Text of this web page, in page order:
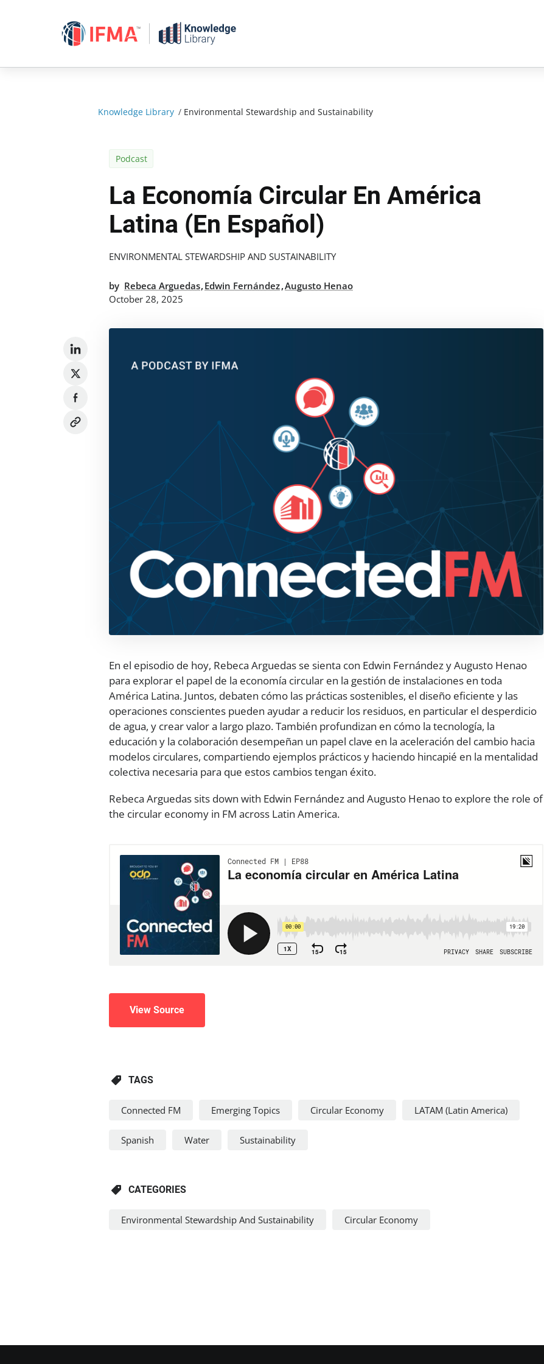
Knowledge Library / Environmental Stewardship and Sustainability
Podcast
La Economía Circular En América
Latina (en Español)
ENVIRONMENTAL STEWARDSHIP AND SUSTAINABILITY
by Rebeca Arguedas,Edwin Fernández,Augusto Henao
October 28, 2025
En el episodio de hoy, Rebeca Arguedas se sienta con Edwin Fernández y Augusto Henao
para explorar el papel de la economía circular en la gestión de instalaciones en toda
América Latina. Juntos, debaten cómo las prácticas sostenibles, el diseño eficiente y las
operaciones conscientes pueden ayudar a reducir los residuos, en particular el desperdicio
de agua, y crear valor a largo plazo. También profundizan en cómo la tecnología, la
educación y la colaboración desempeñan un papel clave en la aceleración del cambio hacia
modelos circulares, compartiendo ejemplos prácticos y haciendo hincapié en la mentalidad
colectiva necesaria para que estos cambios tengan éxito.
Rebeca Arguedas sits down with Edwin Fernández and Augusto Henao to explore the role of
the circular economy in FM across Latin America.
View Source
TAGS
Connected FM Emerging Topics Circular Economy LATAM (Latin America)
Spanish Water Sustainability
CATEGORIES
Environmental Stewardship And Sustainability Circular Economy